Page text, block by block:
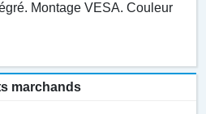
Montage VESA. Couleur
marchands